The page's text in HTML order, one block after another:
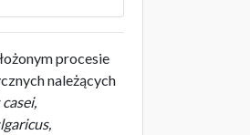
procesie
należących